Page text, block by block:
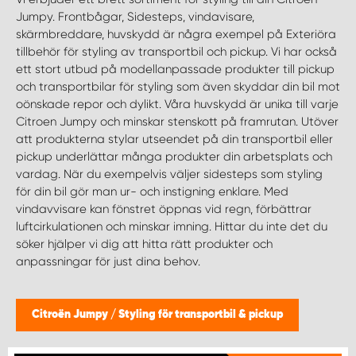
Jumpy. Frontbågar, Sidesteps, vindavisare,
skärmbreddare, huvskydd är några exempel på Exteriöra
tillbehör för styling av transportbil och pickup. Vi har också
ett stort utbud på modellanpassade produkter till pickup
och transportbilar för styling som även skyddar din bil mot
oönskade repor och dylikt. Våra huvskydd är unika till varje
Citroen Jumpy och minskar stenskott på framrutan. Utöver
att produkterna stylar utseendet på din transportbil eller
pickup underlättar många produkter din arbetsplats och
vardag. När du exempelvis väljer sidesteps som styling
för din bil gör man ur- och instigning enklare. Med
vindavvisare kan fönstret öppnas vid regn, förbättrar
luftcirkulationen och minskar imning. Hittar du inte det du
söker hjälper vi dig att hitta rätt produkter och
anpassningar för just dina behov.
Citroën Jumpy / Styling för transportbil & pickup
WORK SYSTEM HELSINGBORG
WORK SYSTEM JÖNKÖPING
WORK SYSTEM KALMAR
WORK SYSTEM KARLSTAD
WORK SYSTEM KIRUNA
WORK SYSTEM KRISTIANSTAD
WORK SYSTEM LINKÖPING
WORK SYSTEM LULEÅ